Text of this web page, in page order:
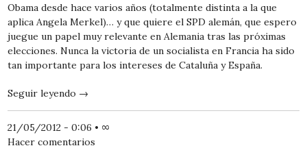
Obama desde hace varios años (totalmente distinta a la que
aplica Angela Merkel)… y que quiere el SPD alemán, que espero
juegue un papel muy relevante en Alemania tras las próximas
elecciones. Nunca la victoria de un socialista en Francia ha sido
tan importante para los intereses de Cataluña y España.
Seguir leyendo →
21/05/2012 - 0:06 • ∞
Hacer comentarios